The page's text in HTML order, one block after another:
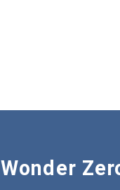
Wonder